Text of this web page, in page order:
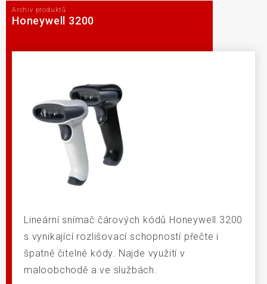
Archiv produktů
Honeywell 3200
Lineární snímač čárových kódů Honeywell 3200
s vynikající rozlišovací schopností přečte i
špatně čitelné kódy. Najde využití v
maloobchodě a ve službách.